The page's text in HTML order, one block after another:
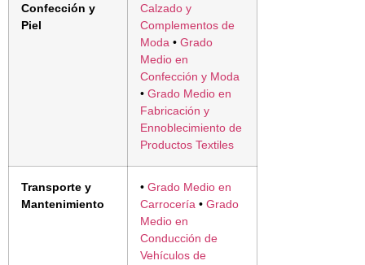
Confección y
Piel
Calzado y
Complementos de
Moda • Grado
Medio en
Confección y Moda
• Grado Medio en
Fabricación y
Ennoblecimiento de
Productos Textiles
Transporte y
Mantenimiento
• Grado Medio en
Carrocería • Grado
Medio en
Conducción de
Vehículos de